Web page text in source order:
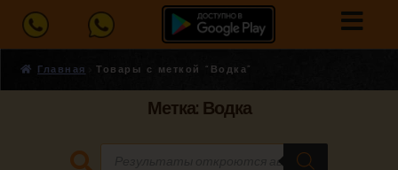
Главная Товары с меткой “Водка”
Метка: Водка